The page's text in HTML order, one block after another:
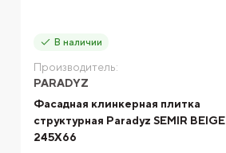
В наличии
Производитель:
PARADYZ
Фасадная клинкерная плитка
структурная Paradyz SEMIR BEIGE
245X66